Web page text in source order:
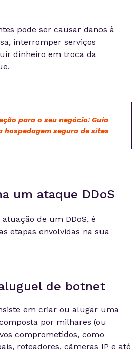
pode ser causar danos à
interromper serviços
dinheiro em troca da
para o seu negócio: Guia
hospedagem segura de sites
um ataque DDoS
de um DDoS, é
etapas envolvidas na sua
de botnet
em criar ou alugar uma
por milhares (ou
comprometidos, como
roteadores, câmeras IP e até